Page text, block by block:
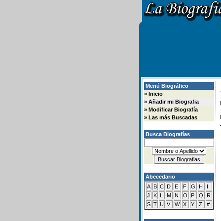
Menú Biográfico
» Inicio
» Añadir mi Biografia
» Modificar Biografía
» Las más Buscadas
Busca Biografías
Abecedario
A B C D E F G H
I
J
K L M N O P Q
R
S T U V W X Y Z #